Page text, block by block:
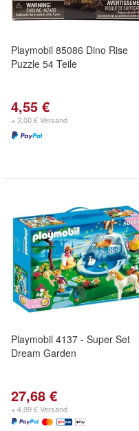
Playmobil 85086 Dino Rise
Puzzle 54 Teile
4,55 €
+ 3,00 € Versand
Playmobil 4137 - Super Set
Dream Garden
27,68 €
+ 4,99 € Versand